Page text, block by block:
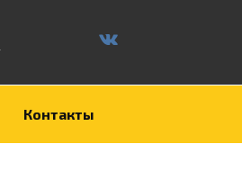
Контакты